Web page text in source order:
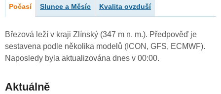
Počasí Slunce a Měsíc Kvalita ovzduší
Březová leží v kraji Zlínský (347 m n. m.). Předpověď je
sestavena podle několika modelů (ICON, GFS, ECMWF).
Naposledy byla aktualizována dnes v 00:00.
Aktuálně